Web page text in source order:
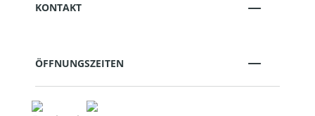
KONTAKT
ÖFFNUNGSZEITEN